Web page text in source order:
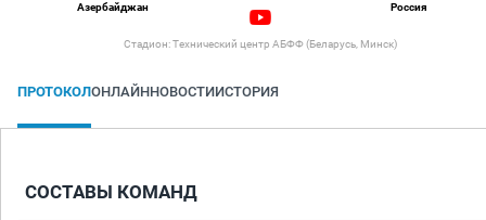
Азербайджан Россия
Стадион: Технический центр АБФФ (Беларусь, Минск)
ПРОТОКОЛОНЛАЙННОВОСТИИСТОРИЯ
СОСТАВЫ КОМАНД